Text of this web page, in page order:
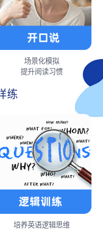
场景化模拟
提升阅读习惯
练
培养英语逻辑思维